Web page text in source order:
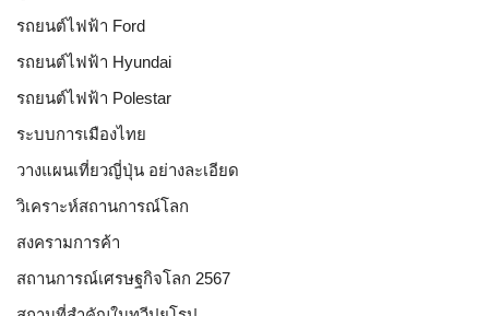
รถยนต์ไฟฟ้า Ford
รถยนต์ไฟฟ้า Hyundai
รถยนต์ไฟฟ้า Polestar
ระบบการเมืองไทย
วางแผนเที่ยวญี่ปุ่น อย่างละเอียด
วิเคราะห์สถานการณ์โลก
สงครามการค้า
สถานการณ์เศรษฐกิจโลก 2567